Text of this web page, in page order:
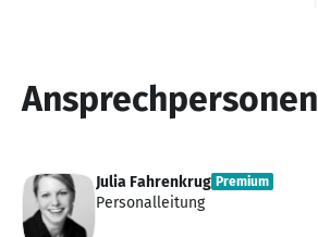
Ansprechpersonen
Julia Fahrenkrug Premium
Personalleitung